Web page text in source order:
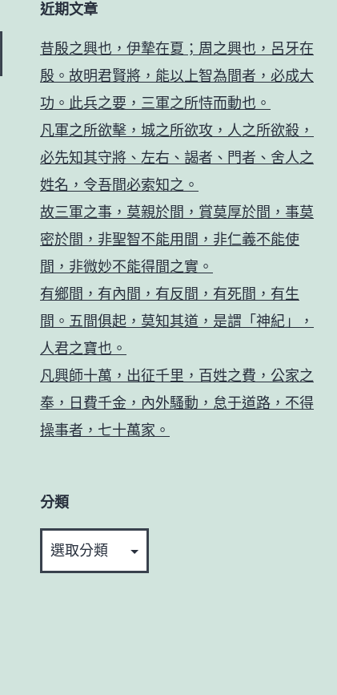
近期文章
昔殷之興也，伊摯在夏；周之興也，呂牙在
殷。故明君賢將，能以上智為間者，必成大
功。此兵之要，三軍之所恃而動也。
凡軍之所欲擊，城之所欲攻，人之所欲殺，
必先知其守將、左右、謁者、門者、舍人之
姓名，令吾間必索知之。
故三軍之事，莫親於間，賞莫厚於間，事莫
密於間，非聖智不能用間，非仁義不能使
間，非微妙不能得間之實。
有鄉間，有內間，有反間，有死間，有生
間。五間俱起，莫知其道，是謂「神紀」，
人君之寶也。
凡興師十萬，出征千里，百姓之費，公家之
奉，日費千金，內外騷動，怠于道路，不得
操事者，七十萬家。
分類
分